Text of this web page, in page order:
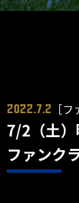
2022.7.2 ［
7/2（土
ファンク